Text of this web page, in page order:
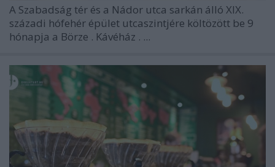
A Szabadság tér és a Nádor utca sarkán álló XIX.
századi hófehér épület utcaszintjére költözött be 9
hónapja a Börze . Kávéház . ...